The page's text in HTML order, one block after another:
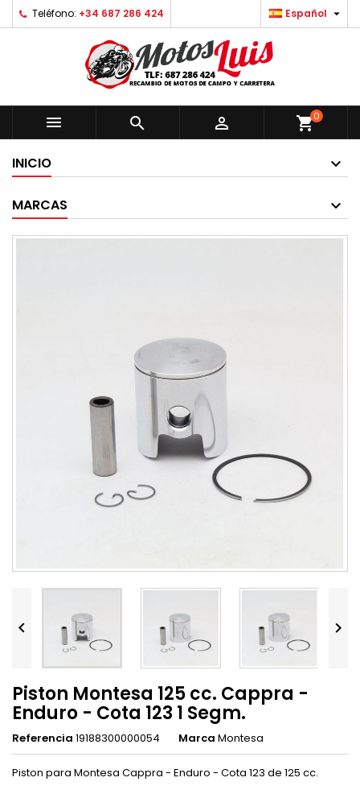
Teléfono: +34 687 286 424 Español 
   shopping_cart0
INICIO
MARCAS
 
Piston Montesa 125 cc. Cappra -
Enduro - Cota 123 1 Segm.
Referencia 19188300000054 Marca Montesa
Piston para Montesa Cappra - Enduro - Cota 123 de 125 cc.